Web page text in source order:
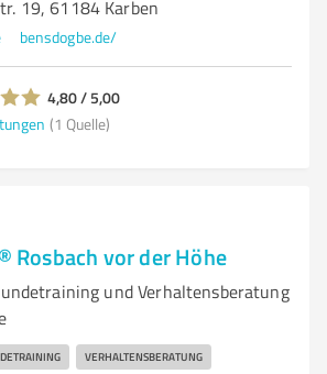
19, 61184 Karben
bensdogbe.de/
4,80 / 5,00
(1 Quelle)
Rosbach vor der Höhe
und Verhaltensberatung
VERHALTENSBERATUNG